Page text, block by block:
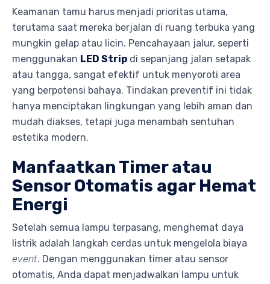
Keamanan tamu harus menjadi prioritas utama,
terutama saat mereka berjalan di ruang terbuka yang
mungkin gelap atau licin. Pencahayaan jalur, seperti
menggunakan LED Strip di sepanjang jalan setapak
atau tangga, sangat efektif untuk menyoroti area
yang berpotensi bahaya. Tindakan preventif ini tidak
hanya menciptakan lingkungan yang lebih aman dan
mudah diakses, tetapi juga menambah sentuhan
estetika modern.
Manfaatkan Timer atau
Sensor Otomatis agar Hemat
Energi
Setelah semua lampu terpasang, menghemat daya
listrik adalah langkah cerdas untuk mengelola biaya
event. Dengan menggunakan timer atau sensor
otomatis, Anda dapat menjadwalkan lampu untuk